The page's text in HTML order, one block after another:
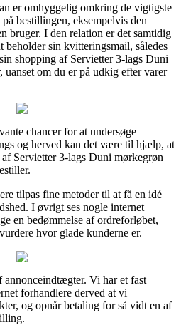
er omhyggelig omkring de vigtigste
bestillingen, eksempelvis den
bruger. I den relation er det samtidig
beholder sin kvitteringsmail, således
shopping af Servietter 3-lags Duni
om du er på udkig efter varer
chancer for at undersøge
og herved kan det være til hjælp, at
Servietter 3-lags Duni mørkegrøn
tilpas fine metoder til at få en idé
I øvrigt ses nogle internet
en bedømmelse af ordreforløbet,
hvor glade kunderne er.
annonceindtægter. Vi har et fast
forhandlere derved at vi
og opnår betaling for så vidt en af